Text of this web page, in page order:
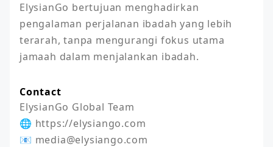
ElysianGo bertujuan menghadirkan
pengalaman perjalanan ibadah yang lebih
terarah, tanpa mengurangi fokus utama
jamaah dalam menjalankan ibadah.
Contact
ElysianGo Global Team
🌐 https://elysiango.com
📧 media@elysiango.com